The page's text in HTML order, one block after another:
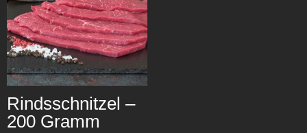
Rindsschnitzel –
200 Gramm